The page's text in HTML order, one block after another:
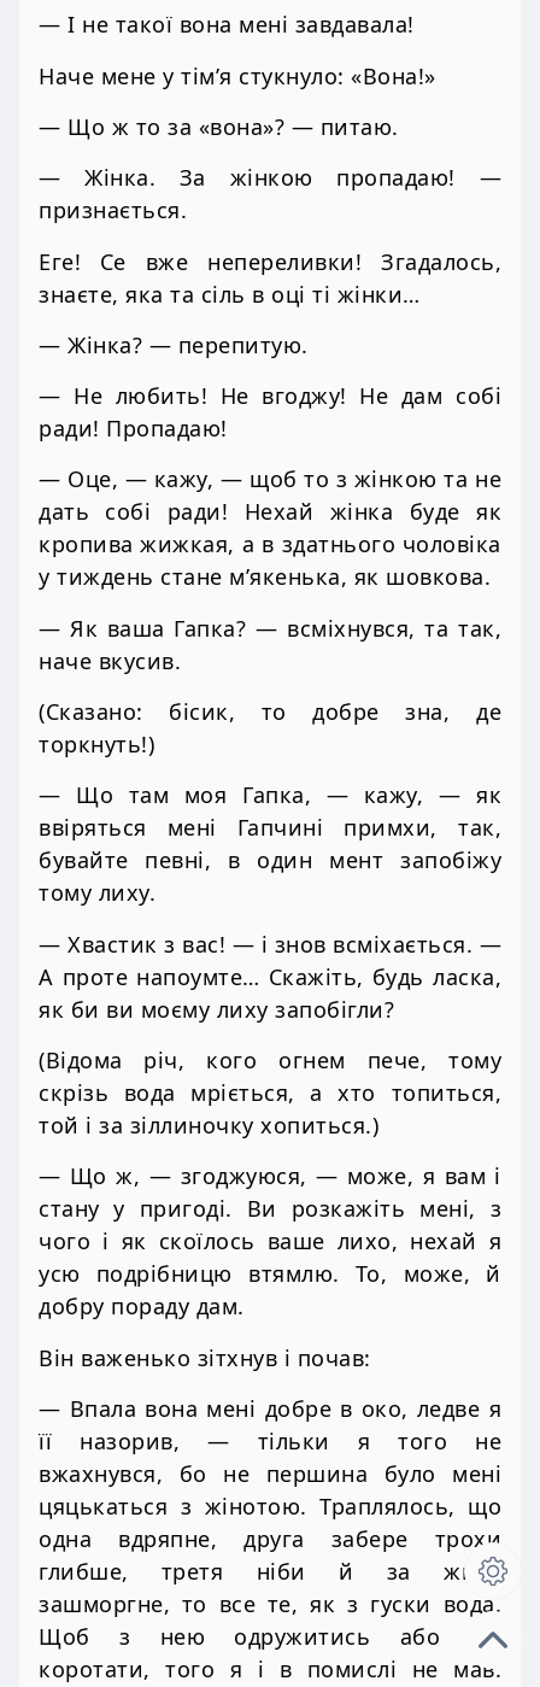
— І не такої вона мені завдавала!
Наче мене у тім’я стукнуло: «Вона!»
— Що ж то за «вона»? — питаю.
— Жінка. За жінкою пропадаю! —
признається.
Еге! Се вже непереливки! Згадалось,
знаєте, яка та сіль в оці ті жінки…
— Жінка? — перепитую.
— Не любить! Не вгоджу! Не дам собі
ради! Пропадаю!
— Оце, — кажу, — щоб то з жінкою та не
дать собі ради! Нехай жінка буде як
кропива жижкая, а в здатнього чоловіка
у тиждень стане м’якенька, як шовкова.
— Як ваша Гапка? — всміхнувся, та так,
наче вкусив.
(Сказано: бісик, то добре зна, де
торкнуть!)
— Що там моя Гапка, — кажу, — як
ввіряться мені Гапчині примхи, так,
бувайте певні, в один мент запобіжу
тому лиху.
— Хвастик з вас! — і знов всміхається. —
А проте напоумте… Скажіть, будь ласка,
як би ви моєму лиху запобігли?
(Відома річ, кого огнем пече, тому
скрізь вода мріється, а хто топиться,
той і за зіллиночку хопиться.)
— Що ж, — згоджуюся, — може, я вам і
стану у пригоді. Ви розкажіть мені, з
чого і як скоїлось ваше лихо, нехай я
усю подрібницю втямлю. То, може, й
добру пораду дам.
Він важенько зітхнув і почав:
— Впала вона мені добре в око, ледве я
її назорив, — тільки я того не
вжахнувся, бо не першина було мені
цяцькаться з жінотою. Траплялось, що
одна вдряпне, друга забере трохи
глибше, третя ніби й за живе
зашморгне, то все те, як з гуски вода.
Щоб з нею одружитись або вік
коротати, того я і в помислі не мав.